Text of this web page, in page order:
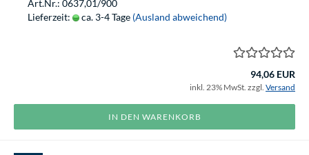
Art.Nr.: 0637,01/900
Lieferzeit:
ca. 3-4 Tage (Ausland abweichend)
94,06 EUR
inkl. 23% MwSt. zzgl. Versand
IN DEN WARENKORB